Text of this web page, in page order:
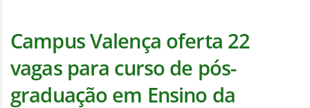
Campus Valença oferta 22
vagas para curso de pós-
graduação em Ensino da